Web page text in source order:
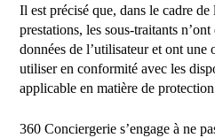
Il est précisé que, dans le cadre de
prestations, les sous-traitants
données de l’utilisateur et ont
utiliser en conformité avec les
applicable en matière de
360 Conciergerie s’engage à ne